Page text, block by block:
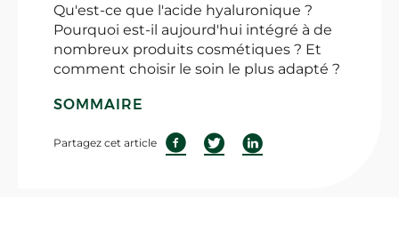
Qu'est-ce que l'acide hyaluronique ?
Pourquoi est-il aujourd'hui intégré à de
nombreux produits cosmétiques ? Et
comment choisir le soin le plus adapté ?
SOMMAIRE
Partagez cet article